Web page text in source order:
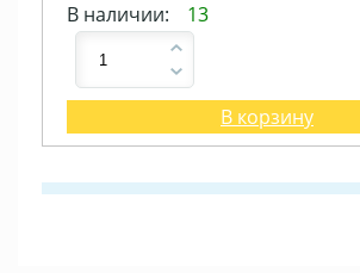
В наличии:
13
В корзину